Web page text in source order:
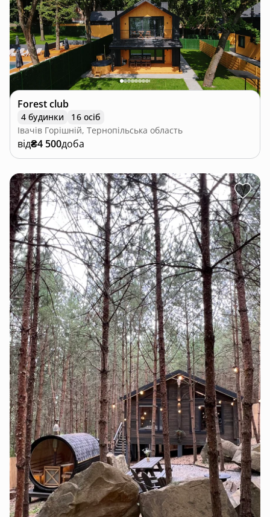
Forest club
4 будинки
16 осіб
Івачів Горішній, Тернопільська область
від₴4 500доба